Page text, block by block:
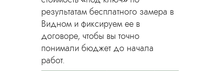
результатам бесплатного замера в
Видном и фиксируем ее в
договоре, чтобы вы точно
понимали бюджет до начала
работ.